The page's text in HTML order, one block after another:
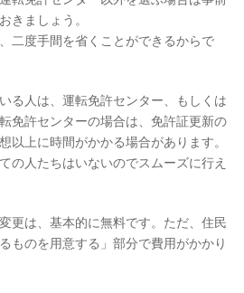
きましょう。
二度手間を省くことができるからで
る人は、運転免許センター、もしくは
免許センターの場合は、免許証更新の
以上に時間がかかる場合があります。
の人たちはいないのでスムーズに行え
更は、基本的に無料です。ただ、住民
ものを用意する」部分で費用がかかり
レ
#
花
#
カ
ム
ス